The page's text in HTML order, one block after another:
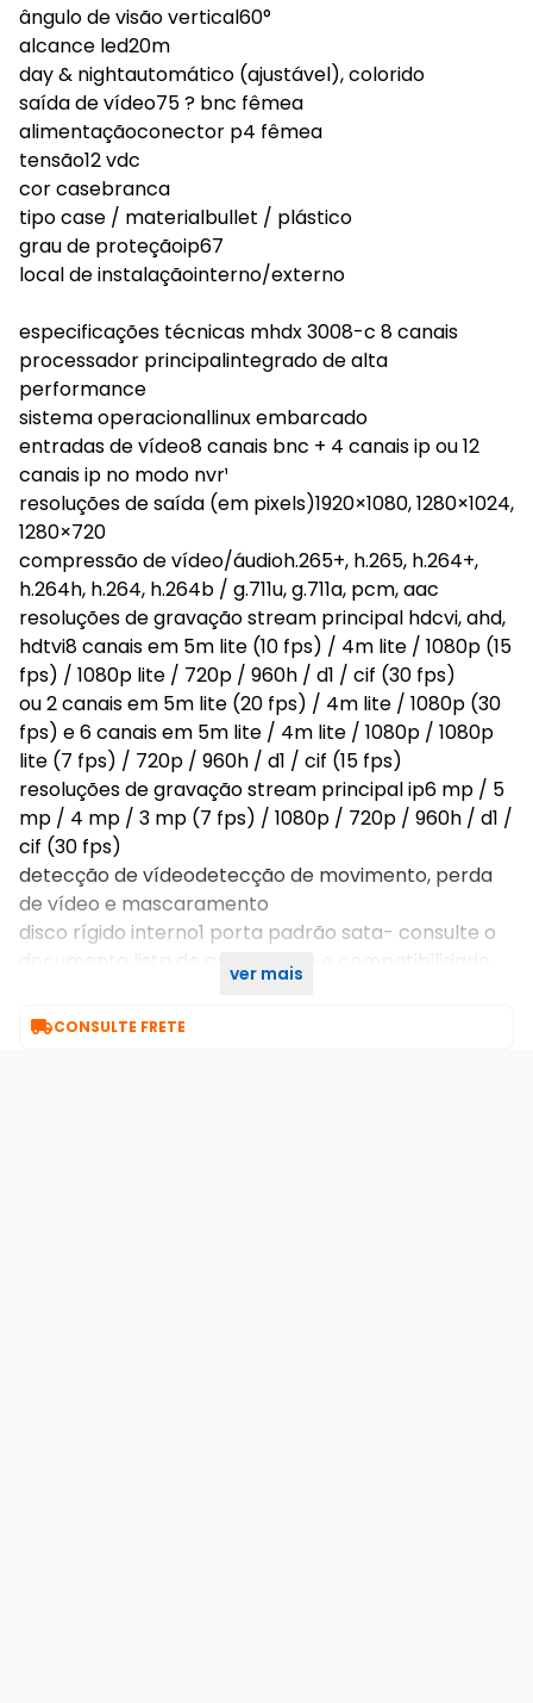
ângulo de visão vertical60°
alcance led20m
day & nightautomático (ajustável), colorido
saída de vídeo75 ? bnc fêmea
alimentaçãoconector p4 fêmea
tensão12 vdc
cor casebranca
tipo case / materialbullet / plástico
grau de proteçãoip67
local de instalaçãointerno/externo
especificações técnicas mhdx 3008-c 8 canais
processador principalintegrado de alta
performance
sistema operacionallinux embarcado
entradas de vídeo8 canais bnc + 4 canais ip ou 12
canais ip no modo nvr¹
resoluções de saída (em pixels)1920×1080, 1280×1024,
1280×720
compressão de vídeo/áudioh.265+, h.265, h.264+,
h.264h, h.264, h.264b / g.711u, g.711a, pcm, aac
resoluções de gravação stream principal hdcvi, ahd,
hdtvi8 canais em 5m lite (10 fps) / 4m lite / 1080p (15
fps) / 1080p lite / 720p / 960h / d1 / cif (30 fps)
ou 2 canais em 5m lite (20 fps) / 4m lite / 1080p (30
fps) e 6 canais em 5m lite / 4m lite / 1080p / 1080p
lite (7 fps) / 720p / 960h / d1 / cif (15 fps)
resoluções de gravação stream principal ip6 mp / 5
mp / 4 mp / 3 mp (7 fps) / 1080p / 720p / 960h / d1 /
cif (30 fps)
detecção de vídeodetecção de movimento, perda
de vídeo e mascaramento
disco rígido interno1 porta padrão sata- consulte o
documento lista de capacidade e compatibilidade
ver mais
CONSULTE FRETE